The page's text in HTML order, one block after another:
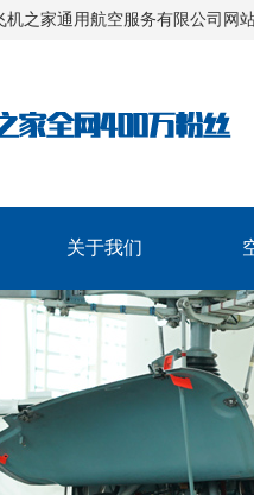
机之家通用航空服务有限公司网
关于我们